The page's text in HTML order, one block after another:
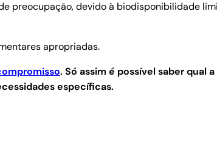
preocupação, devido à biodisponibilidade
apropriadas.
.Só assim é possível saber qual
específicas.